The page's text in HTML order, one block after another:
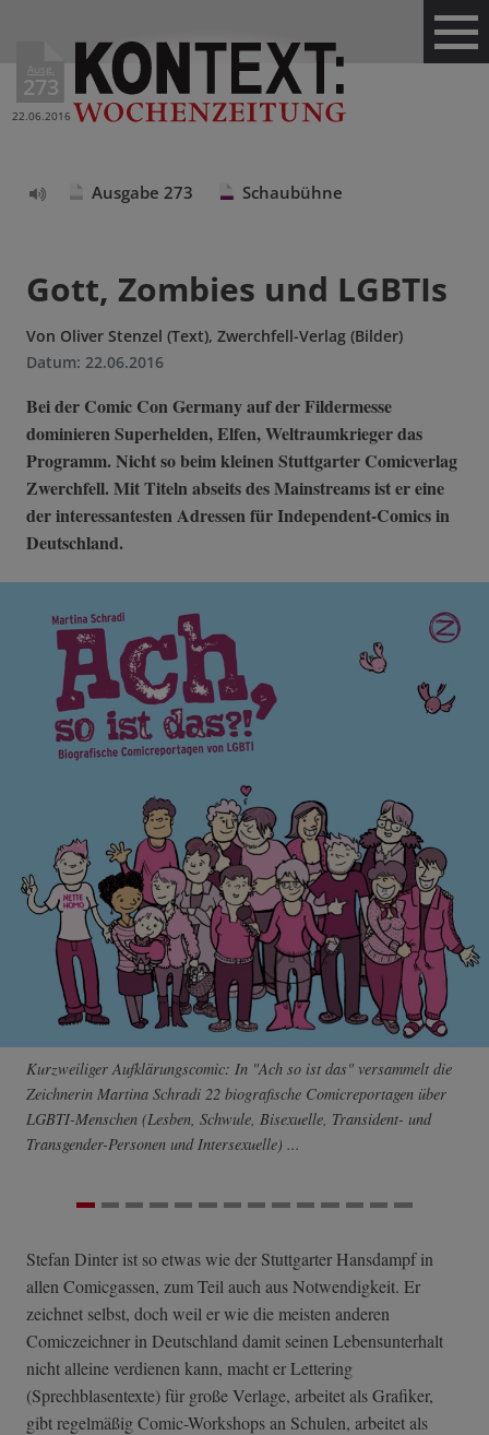
Ausg.
273
22.06.2016
Ausgabe 273 Schaubühne
Gott, Zombies und LGBTIs
Von Oliver Stenzel (Text), Zwerchfell-Verlag (Bilder)
Datum: 22.06.2016
Bei der Comic Con Germany auf der Fildermesse
dominieren Superhelden, Elfen, Weltraumkrieger das
Programm. Nicht so beim kleinen Stuttgarter Comicverlag
Zwerchfell. Mit Titeln abseits des Mainstreams ist er eine
der interessantesten Adressen für Independent-Comics in
Deutschland.
Kurzweiliger Aufklärungscomic: In "Ach so ist das" versammelt die
Zeichnerin Martina Schradi 22 biografische Comicreportagen über
LGBTI-Menschen (Lesben, Schwule, Bisexuelle, Transident- und
Transgender-Personen und Intersexuelle) ...
Stefan Dinter ist so etwas wie der Stuttgarter Hansdampf in
allen Comicgassen, zum Teil auch aus Notwendigkeit. Er
zeichnet selbst, doch weil er wie die meisten anderen
Comiczeichner in Deutschland damit seinen Lebensunterhalt
nicht alleine verdienen kann, macht er Lettering
(Sprechblasentexte) für große Verlage, arbeitet als Grafiker,
gibt regelmäßig Comic-Workshops an Schulen, arbeitet als